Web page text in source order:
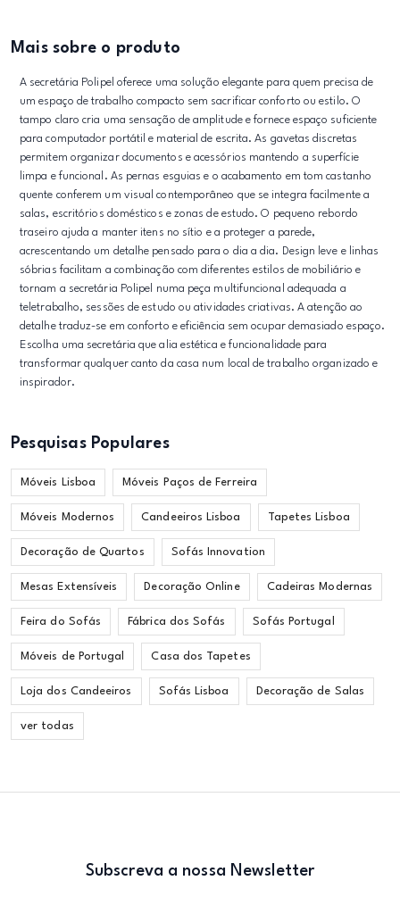
Mais sobre o produto
A secretária Polipel oferece uma solução elegante para quem precisa de
um espaço de trabalho compacto sem sacrificar conforto ou estilo. O
tampo claro cria uma sensação de amplitude e fornece espaço suficiente
para computador portátil e material de escrita. As gavetas discretas
permitem organizar documentos e acessórios mantendo a superfície
limpa e funcional. As pernas esguias e o acabamento em tom castanho
quente conferem um visual contemporâneo que se integra facilmente a
salas, escritórios domésticos e zonas de estudo. O pequeno rebordo
traseiro ajuda a manter itens no sítio e a proteger a parede,
acrescentando um detalhe pensado para o dia a dia. Design leve e linhas
sóbrias facilitam a combinação com diferentes estilos de mobiliário e
tornam a secretária Polipel numa peça multifuncional adequada a
teletrabalho, sessões de estudo ou atividades criativas. A atenção ao
detalhe traduz-se em conforto e eficiência sem ocupar demasiado espaço.
Escolha uma secretária que alia estética e funcionalidade para
transformar qualquer canto da casa num local de trabalho organizado e
inspirador.
Pesquisas Populares
Móveis Lisboa Móveis Paços de Ferreira
Móveis Modernos Candeeiros Lisboa Tapetes Lisboa
Decoração de Quartos Sofás Innovation
Mesas Extensíveis Decoração Online Cadeiras Modernas
Feira do Sofás Fábrica dos Sofás Sofás Portugal
Móveis de Portugal Casa dos Tapetes
Loja dos Candeeiros Sofás Lisboa Decoração de Salas
ver todas
Subscreva a nossa Newsletter